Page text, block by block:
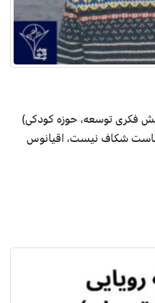
توسعه، حوزه کودکی)
شکاف نیست، اقیانوس